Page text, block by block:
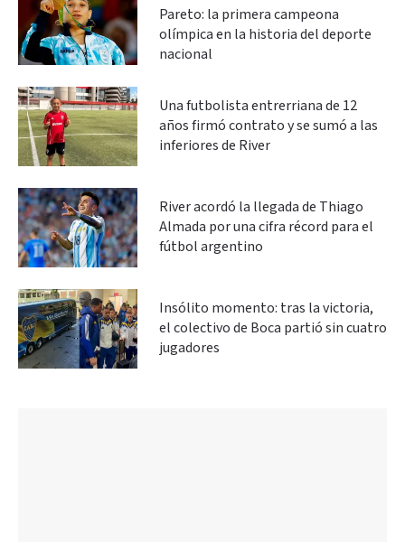
Pareto: la primera campeona
olímpica en la historia del deporte
nacional
Una futbolista entrerriana de 12
años firmó contrato y se sumó a las
inferiores de River
River acordó la llegada de Thiago
Almada por una cifra récord para el
fútbol argentino
Insólito momento: tras la victoria,
el colectivo de Boca partió sin cuatro
jugadores